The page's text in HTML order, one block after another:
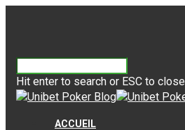
Hit enter to search or ESC to close
ACCUEIL